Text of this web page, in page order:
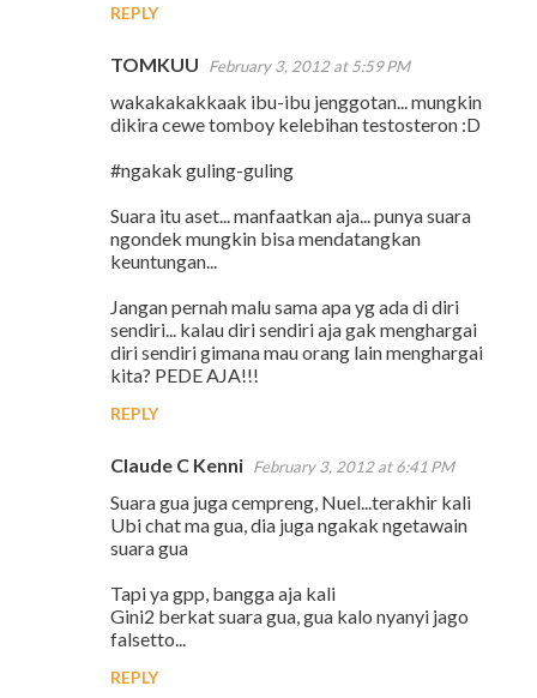
REPLY
TOMKUU February 3, 2012 at 5:59 PM
wakakakakkaak ibu-ibu jenggotan... mungkin
dikira cewe tomboy kelebihan testosteron :D
#ngakak guling-guling
Suara itu aset... manfaatkan aja... punya suara
ngondek mungkin bisa mendatangkan
keuntungan...
Jangan pernah malu sama apa yg ada di diri
sendiri... kalau diri sendiri aja gak menghargai
diri sendiri gimana mau orang lain menghargai
kita? PEDE AJA!!!
REPLY
Claude C Kenni February 3, 2012 at 6:41 PM
Suara gua juga cempreng, Nuel...terakhir kali
Ubi chat ma gua, dia juga ngakak ngetawain
suara gua
Tapi ya gpp, bangga aja kali
Gini2 berkat suara gua, gua kalo nyanyi jago
falsetto...
REPLY